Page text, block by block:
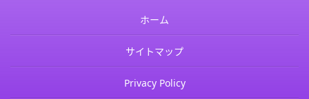
ホーム
サイトマップ
Privacy Policy